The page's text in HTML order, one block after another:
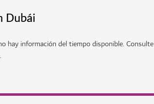
Dubái
hay información del tiempo disponible. Consulte